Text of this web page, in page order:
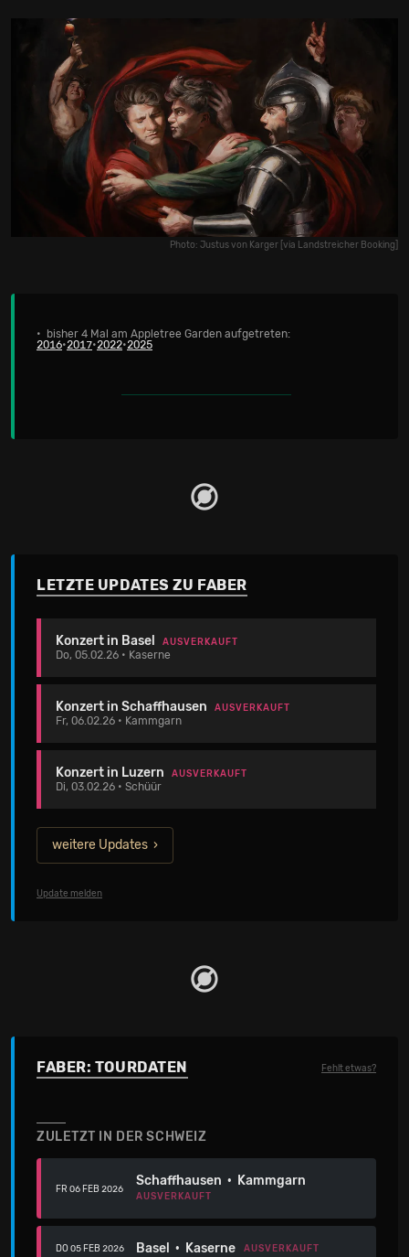
Photo: Justus von Karger [via Landstreicher Booking]
• bisher 4 Mal am Appletree Garden aufgetreten:
2016•2017•2022•2025
LETZTE UPDATES ZU FABER
Konzert in Basel AUSVERKAUFT
Do, 05.02.26 • Kaserne
Konzert in Schaffhausen AUSVERKAUFT
Fr, 06.02.26 • Kammgarn
Konzert in Luzern AUSVERKAUFT
Di, 03.02.26 • Schüür
weitere Updates
Update melden
FABER: TOURDATEN Fehlt etwas?
ZULETZT IN DER SCHWEIZ
FR 06 FEB 2026
Schaffhausen · Kammgarn
AUSVERKAUFT
DO 05 FEB 2026 Basel · Kaserne AUSVERKAUFT